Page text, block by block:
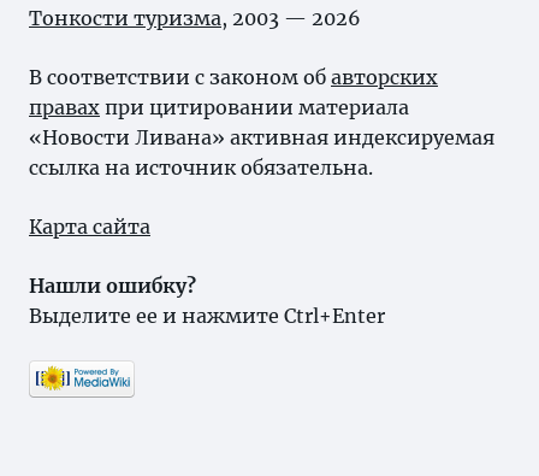
Тонкости туризма, 2003 — 2026
В соответствии с законом об авторских
правах при цитировании материала
«Новости Ливана» активная индексируемая
ссылка на источник обязательна.
Карта сайта
Нашли ошибку?
Выделите ее и нажмите Ctrl+Enter